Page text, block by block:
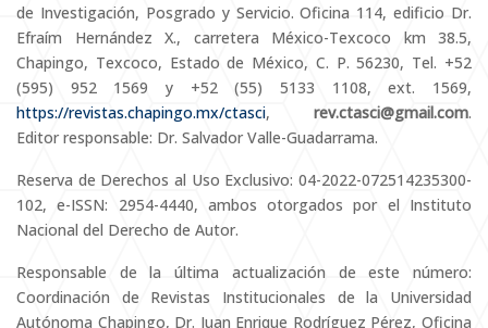
de Investigación, Posgrado y Servicio. Oficina 114, edificio Dr.
Efraím Hernández X., carretera México-Texcoco km 38.5,
Chapingo, Texcoco, Estado de México, C. P. 56230, Tel. +52
(595) 952 1569 y +52 (55) 5133 1108, ext. 1569,
https://revistas.chapingo.mx/ctasci, rev.ctasci@gmail.com.
Editor responsable: Dr. Salvador Valle-Guadarrama.
Reserva de Derechos al Uso Exclusivo: 04-2022-072514235300-
102, e-ISSN: 2954-4440, ambos otorgados por el Instituto
Nacional del Derecho de Autor.
Responsable de la última actualización de este número:
Coordinación de Revistas Institucionales de la Universidad
Autónoma Chapingo, Dr. Juan Enrique Rodríguez Pérez, Oficina